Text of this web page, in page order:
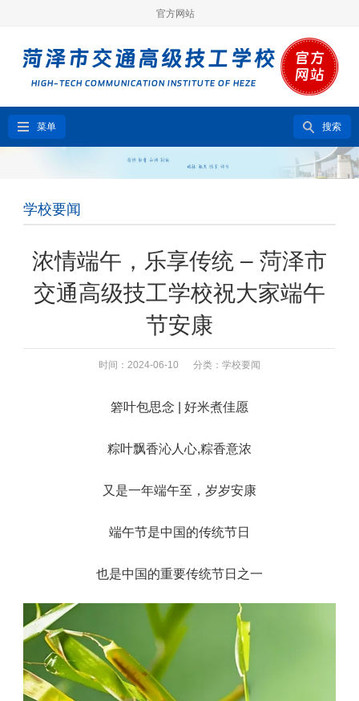
官方网站
菜单 搜索
学校要闻
浓情端午，乐享传统 – 菏泽市
交通高级技工学校祝大家端午
节安康
时间：2024-06-10 分类： 学校要闻
箬叶包思念 | 好米煮佳愿
粽叶飘香沁人心,粽香意浓
又是一年端午至，岁岁安康
端午节是中国的传统节日
也是中国的重要传统节日之一